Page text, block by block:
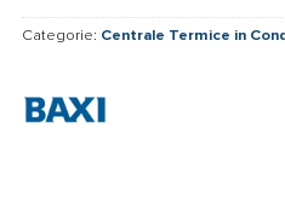
Categorie: Centrale Termice in